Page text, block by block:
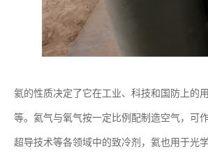
氦的性质决定了它在工业、科技和国防上的
等。氦气与氧气按一定比例配制造空气，可
超导技术等各领域中的致冷剂，氦也用于光